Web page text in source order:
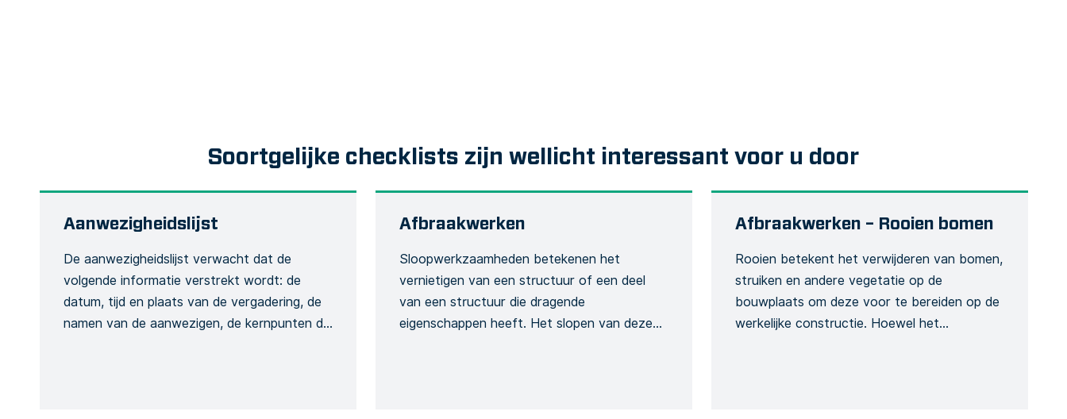
Soortgelijke checklists zijn wellicht interessant voor u door
Aanwezigheidslijst
De aanwezigheidslijst verwacht dat de
volgende informatie verstrekt wordt: de
datum, tijd en plaats van de vergadering, de
namen van de aanwezigen, de kernpunten die
Afbraakwerken
Sloopwerkzaamheden betekenen het
vernietigen van een structuur of een deel
van een structuur die dragende
eigenschappen heeft. Het slopen van deze
Afbraakwerken – Rooien bomen
Rooien betekent het verwijderen van bomen,
struiken en andere vegetatie op de
bouwplaats om deze voor te bereiden op de
werkelijke constructie. Hoewel het